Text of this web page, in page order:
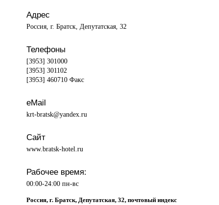
Адрес
Россия, г. Братск, Депутатская, 32
Телефоны
[3953] 301000
[3953] 301102
[3953] 460710 Факс
eMail
krt-bratsk@yandex.ru
Сайт
www.bratsk-hotel.ru
Рабочее время:
00:00-24:00 пн-вс
Россия, г. Братск, Депутатская, 32, почтовый индекс